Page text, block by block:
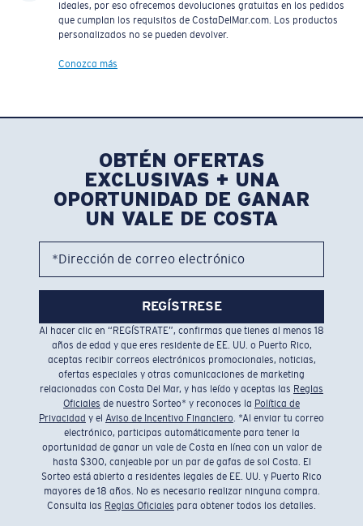
ideales, por eso ofrecemos devoluciones gratuitas en los pedidos
que cumplan los requisitos de CostaDelMar.com. Los productos
personalizados no se pueden devolver.
Conozca más
OBTÉN OFERTAS
EXCLUSIVAS + UNA
OPORTUNIDAD DE GANAR
UN VALE DE COSTA
*Dirección de correo electrónico
REGÍSTRESE
Al hacer clic en “REGÍSTRATE”, confirmas que tienes al menos 18
años de edad y que eres residente de EE. UU. o Puerto Rico,
aceptas recibir correos electrónicos promocionales, noticias,
ofertas especiales y otras comunicaciones de marketing
relacionadas con Costa Del Mar, y has leído y aceptas las Reglas
Oficiales de nuestro Sorteo* y reconoces la Política de
Privacidad y el Aviso de Incentivo Financiero. *Al enviar tu correo
electrónico, participas automáticamente para tener la
oportunidad de ganar un vale de Costa en línea con un valor de
hasta $300, canjeable por un par de gafas de sol Costa. El
Sorteo está abierto a residentes legales de EE. UU. y Puerto Rico
mayores de 18 años. No es necesario realizar ninguna compra.
Consulta las Reglas Oficiales para obtener todos los detalles.